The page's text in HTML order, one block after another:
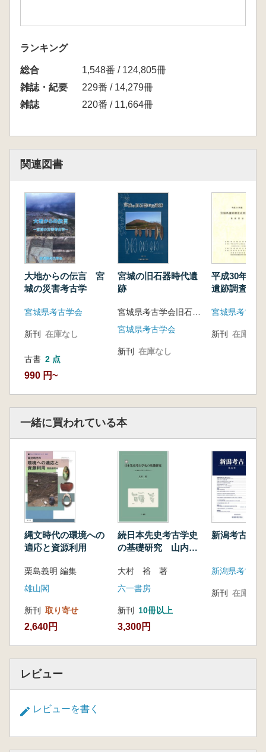
ランキング
総合
1,548番 / 124,805冊
雑誌・紀要
229番 / 14,279冊
雑誌
220番 / 11,664冊
関連図書
大地からの伝言 宮
城の災害考古学
宮城県考古学会
新刊 在庫なし
古書 2 点
990 円~
宮城の旧石器時代遺
跡
宮城県考古学会旧石器部会 編
宮城県考古学会
新刊 在庫なし
平成30年度
遺跡調査成
宮城県考古学
新刊 在庫なし
一緒に買われている本
縄文時代の環境への
適応と資源利用
栗島義明 編集
雄山閣
新刊 取り寄せ
2,640円
続日本先史考古学史
の基礎研究 山内清
の人々
大村 裕 著
六一書房
新刊 10冊以上
3,300円
新潟考古 第
新潟県考古学
新刊 在庫なし
レビュー
レビューを書く